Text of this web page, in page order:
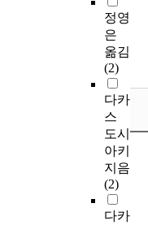
정영
은
옮김
(2)
다카
스
도시
아키
지음
(2)
다카